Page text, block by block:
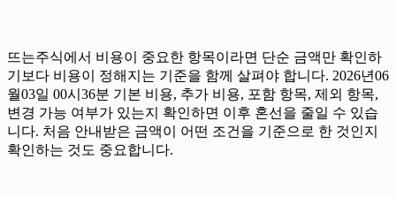
뜨는주식에서 비용이 중요한 항목이라면 단순 금액만 확인하
기보다 비용이 정해지는 기준을 함께 살펴야 합니다. 2026년06
월03일 00시36분 기본 비용, 추가 비용, 포함 항목, 제외 항목,
변경 가능 여부가 있는지 확인하면 이후 혼선을 줄일 수 있습
니다. 처음 안내받은 금액이 어떤 조건을 기준으로 한 것인지
확인하는 것도 중요합니다.